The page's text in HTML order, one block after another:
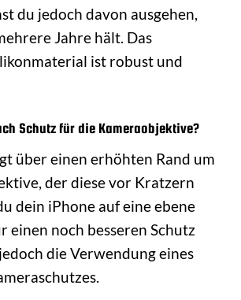
du jedoch davon ausgehen,
Jahre hält. Das
ist robust und
Schutz für die Kameraobjektive?
über einen erhöhten Rand um
der diese vor Kratzern
dein iPhone auf eine ebene
einen noch besseren Schutz
die Verwendung eines